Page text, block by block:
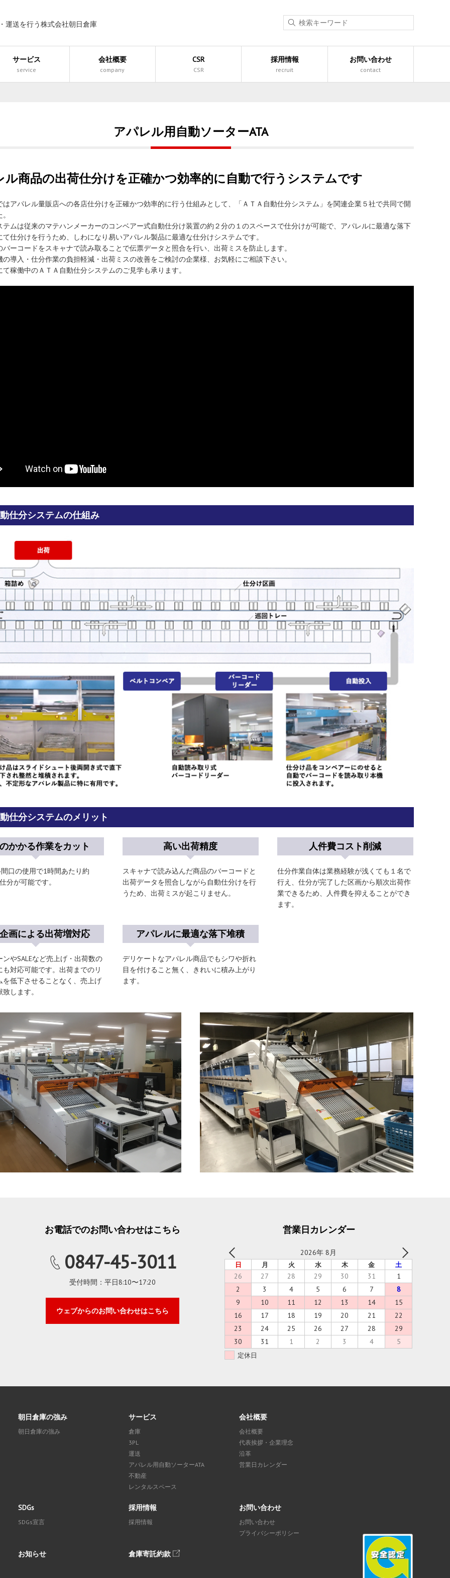
運送を行う株式会社朝日倉庫
サービス
service
会社概要
company
CSR
CSR
採用情報
recruit
お問い合わせ
contact
アパレル用自動ソーターATA
ル商品の出荷仕分けを正確かつ効率的に自動で行うシステムです
はアパレル量販店への各店仕分けを正確かつ効率的に行う仕組みとして、「ＡＴＡ自動仕分システム」を関連企業５社で共同で開
テムは従来のマテハンメーカーのコンベアー式自動仕分け装置の約２分の１のスペースで仕分けが可能で、アパレルに最適な落下
て仕分けを行うため、しわになり易いアパレル製品に最適な仕分けシステムです。
バーコードをスキャナで読み取ることで伝票データと照合を行い、出荷ミスを防止します。
の導入・仕分作業の負担軽減・出荷ミスの改善をご検討の企業様、お気軽にご相談下さい。
て稼働中のＡＴＡ自動仕分システムのご見学も承ります。
仕分システムの仕組み
仕分システムのメリット
かかる作業をカット
口の使用で1時間あたり約
分が可能です。
高い出荷精度
スキャナで読み込んだ商品のバーコードと
出荷データを照合しながら自動仕分けを行
うため、出荷ミスが起こりません。
人件費コスト削減
仕分作業自体は業務経験が浅くても１名で
行え、仕分が完了した区画から順次出荷作
業できるため、人件費を抑えることができ
ます。
画による出荷増対応
ンやSALEなど売上げ・出荷数の
も対応可能です。出荷までのリ
を低下させることなく、売上げ
します。
アパレルに最適な落下堆積
デリケートなアパレル商品でもシワや折れ
目を付けること無く、きれいに積み上がり
ます。
お電話でのお問い合わせはこちら
0847-45-3011
受付時間：平日8:10〜17:20
ウェブからのお問い合わせはこちら
営業日カレンダー
2026年 8月
日 月 火 水 木 金 土
26 27 28 29 30 31
1
2
3 4 5 6 7
8
9
10 11 12 13 14
15
16
17 18 19 20 21
22
23
24 25 26 27 28
29
30
31 1 2 3 4 5
定休日
朝日倉庫の強み
朝日倉庫の強み
サービス
倉庫
3PL
運送
アパレル用自動ソーターATA
不動産
レンタルスペース
会社概要
会社概要
代表挨拶・企業理念
沿革
営業日カレンダー
SDGs
SDGs宣言
採用情報
採用情報
お問い合わせ
お問い合わせ
プライバシーポリシー
お知らせ 倉庫寄託約款